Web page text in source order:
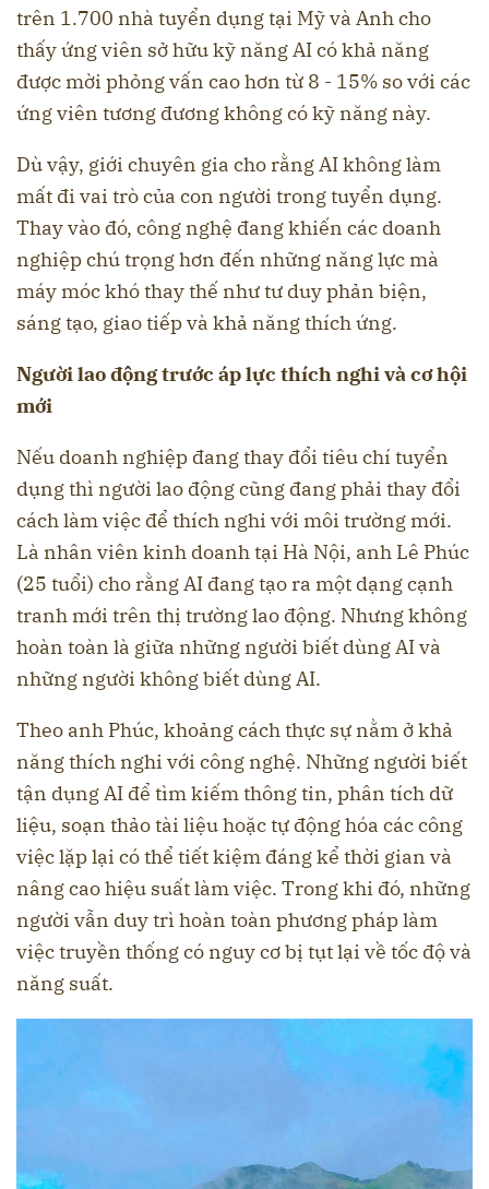
trên 1.700 nhà tuyển dụng tại Mỹ và Anh cho
thấy ứng viên sở hữu kỹ năng AI có khả năng
được mời phỏng vấn cao hơn từ 8 - 15% so với các
ứng viên tương đương không có kỹ năng này.
Dù vậy, giới chuyên gia cho rằng AI không làm
mất đi vai trò của con người trong tuyển dụng.
Thay vào đó, công nghệ đang khiến các doanh
nghiệp chú trọng hơn đến những năng lực mà
máy móc khó thay thế như tư duy phản biện,
sáng tạo, giao tiếp và khả năng thích ứng.
Người lao động trước áp lực thích nghi và cơ hội
mới
Nếu doanh nghiệp đang thay đổi tiêu chí tuyển
dụng thì người lao động cũng đang phải thay đổi
cách làm việc để thích nghi với môi trường mới.
Là nhân viên kinh doanh tại Hà Nội, anh Lê Phúc
(25 tuổi) cho rằng AI đang tạo ra một dạng cạnh
tranh mới trên thị trường lao động. Nhưng không
hoàn toàn là giữa những người biết dùng AI và
những người không biết dùng AI.
Theo anh Phúc, khoảng cách thực sự nằm ở khả
năng thích nghi với công nghệ. Những người biết
tận dụng AI để tìm kiếm thông tin, phân tích dữ
liệu, soạn thảo tài liệu hoặc tự động hóa các công
việc lặp lại có thể tiết kiệm đáng kể thời gian và
nâng cao hiệu suất làm việc. Trong khi đó, những
người vẫn duy trì hoàn toàn phương pháp làm
việc truyền thống có nguy cơ bị tụt lại về tốc độ và
năng suất.